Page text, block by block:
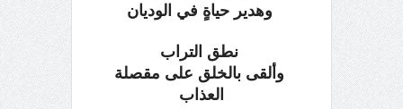
وهدير حياةٍ في الوديان
نطق التراب
وألقى بالخلق على مقصلة
العذاب